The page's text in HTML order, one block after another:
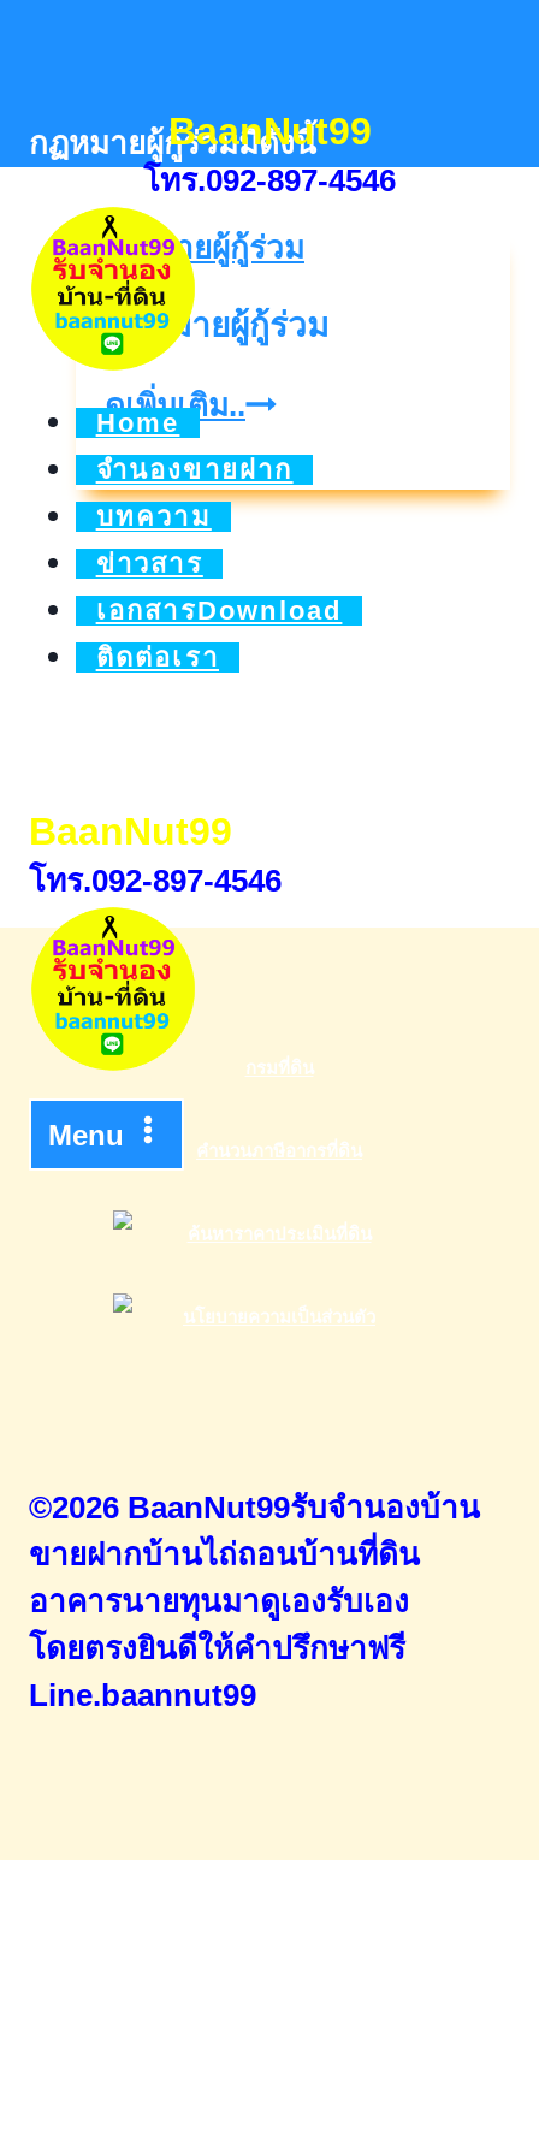
BaanNut99
โทร.092-897-4546
Home
จำนองขายฝาก
บทความ
ข่าวสาร
เอกสารDownload
ติดต่อเรา
BaanNut99
โทร.092-897-4546
Menu
กฏหมายผู้กู้ร่วมมีดังนี้
กฏหมายผู้กู้ร่วม
ดูเพิ่มเติม..กฏ
หมาย
ผู้
ร่วม
©2026 BaanNut99รับจำนองบ้าน
ขายฝากบ้านไถ่ถอนบ้านที่ดิน
อาคารนายทุนมาดูเองรับเอง
โดยตรงยินดีให้คำปรึกษาฟรี
Line.baannut99